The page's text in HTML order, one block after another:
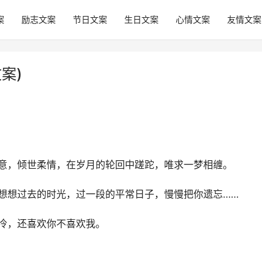
励志文案 节日文案 生日文案 心情文案 友情文案
)
倾世柔情，在岁月的轮回中蹉跎，唯求一梦相缠。
想过去的时光，过一段的平常日子，慢慢把你遗忘……
还喜欢你不喜欢我。